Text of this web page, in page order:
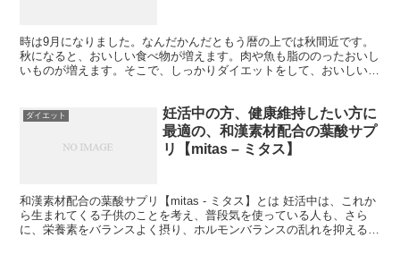
時は9月になりました。なんだかんだともう暦の上では秋間近です。
秋になると、おいしい食べ物が増えます。肉や魚も脂ののったおいし
いものが増えます。そこで、しっかりダイエットをして、おいしいも
ダイエット
妊活中の方、健康維持したい方に
最適の、和漢素材配合の葉酸サプ
リ【mitas – ミタス】
和漢素材配合の葉酸サプリ【mitas - ミタス】とは 妊活中は、これか
ら生まれてくる子供のことを考え、普段気を使っている人も、さら
に、栄養素をバランスよく摂り、ホルモンバランスの乱れを抑えるこ